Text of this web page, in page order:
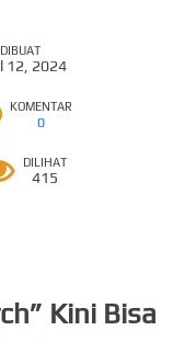
DIBUAT
12, 2024
KOMENTAR
0
DILIHAT
415
Kini Bisa